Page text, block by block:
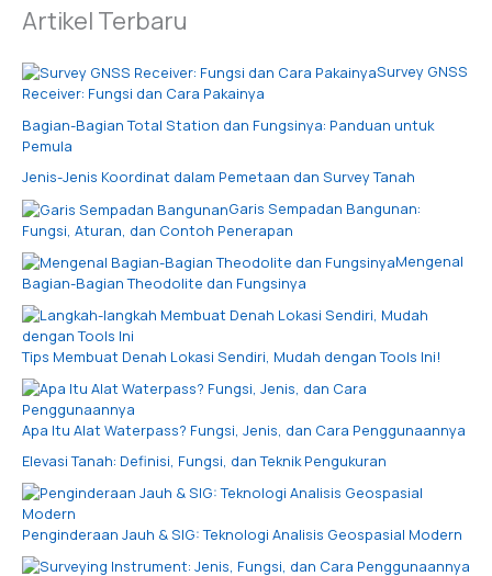
Artikel Terbaru
Survey GNSS
Receiver: Fungsi dan Cara Pakainya
Bagian-Bagian Total Station dan Fungsinya: Panduan untuk
Pemula
Jenis-Jenis Koordinat dalam Pemetaan dan Survey Tanah
Garis Sempadan Bangunan:
Fungsi, Aturan, dan Contoh Penerapan
Mengenal
Bagian-Bagian Theodolite dan Fungsinya
Tips Membuat Denah Lokasi Sendiri, Mudah dengan Tools Ini!
Apa Itu Alat Waterpass? Fungsi, Jenis, dan Cara Penggunaannya
Elevasi Tanah: Definisi, Fungsi, dan Teknik Pengukuran
Penginderaan Jauh & SIG: Teknologi Analisis Geospasial Modern